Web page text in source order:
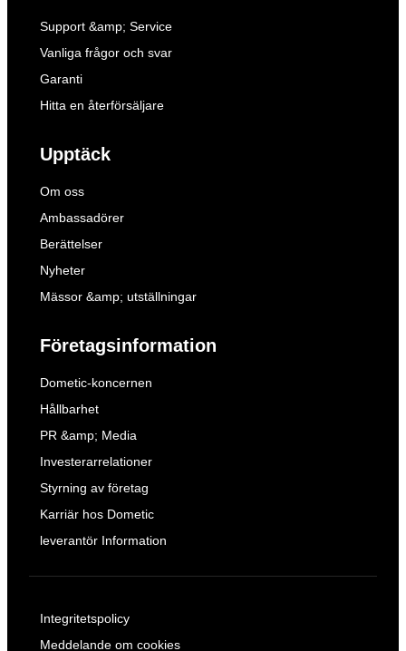
Support &amp; Service
Vanliga frågor och svar
Garanti
Hitta en återförsäljare
Upptäck
Om oss
Ambassadörer
Berättelser
Nyheter
Mässor &amp; utställningar
Företagsinformation
Dometic-koncernen
Hållbarhet
PR &amp; Media
Investerarrelationer
Styrning av företag
Karriär hos Dometic
leverantör Information
Integritetspolicy
Meddelande om cookies